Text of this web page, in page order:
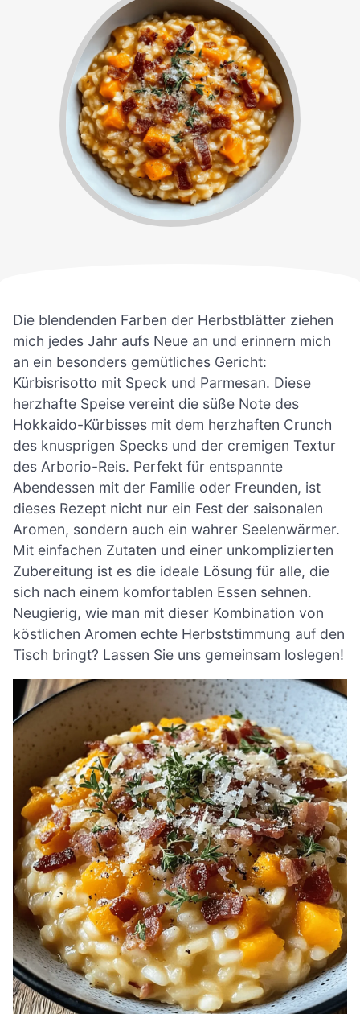
Die blendenden Farben der Herbstblätter ziehen
mich jedes Jahr aufs Neue an und erinnern mich
an ein besonders gemütliches Gericht:
Kürbisrisotto mit Speck und Parmesan. Diese
herzhafte Speise vereint die süße Note des
Hokkaido-Kürbisses mit dem herzhaften Crunch
des knusprigen Specks und der cremigen Textur
des Arborio-Reis. Perfekt für entspannte
Abendessen mit der Familie oder Freunden, ist
dieses Rezept nicht nur ein Fest der saisonalen
Aromen, sondern auch ein wahrer Seelenwärmer.
Mit einfachen Zutaten und einer unkomplizierten
Zubereitung ist es die ideale Lösung für alle, die
sich nach einem komfortablen Essen sehnen.
Neugierig, wie man mit dieser Kombination von
köstlichen Aromen echte Herbststimmung auf den
Tisch bringt? Lassen Sie uns gemeinsam loslegen!